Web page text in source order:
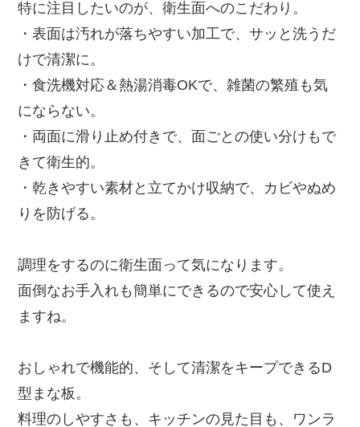
特に注目したいのが、衛生面へのこだわり。
・表面は汚れが落ちやすい加工で、サッと洗うだ
けで清潔に。
・食洗機対応＆熱湯消毒OKで、雑菌の繁殖も気
にならない。
・両面に滑り止め付きで、面ごとの使い分けもで
きて衛生的。
・乾きやすい素材と立てかけ収納で、カビやぬめ
りを防げる。
調理をするのに衛生面って気になります。
面倒なお手入れも簡単にできるので安心して使え
ますね。
おしゃれで機能的、そして清潔をキープできるD
型まな板。
料理のしやすさも、キッチンの見た目も、ワンラ